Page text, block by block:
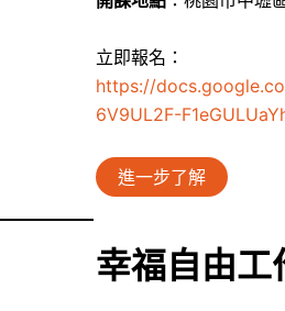
立即報名：
https://
6V9UL2F-
進一步了解
幸福自由工